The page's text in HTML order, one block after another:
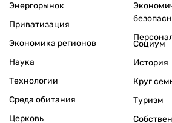
Энергорынок
Приватизация
Экономика регионов
Наука
Технологии
Среда обитания
Церковь
Социум
История
Круг
Туризм